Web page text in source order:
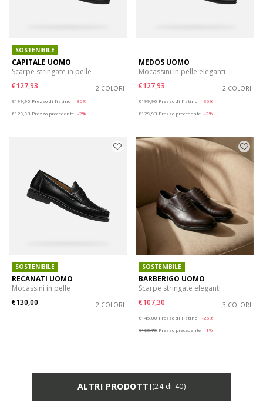
SOSTENIBILE
CAPITALE UOMO
Scarpe stringate in pelle
€127,93
2 COLORI
€199,90 Prezzo di listino
-36%
€129,93 Prezzo precedente -2%
MEDOS UOMO
Mocassini in pelle eleganti
€127,93
2 COLORI
€199,90 Prezzo di listino
-36%
€129,93 Prezzo precedente -2%
SOSTENIBILE
RECANATI UOMO
Mocassini in pelle
€130,00
2 COLORI
SOSTENIBILE
BARBERIGO UOMO
Scarpe stringate eleganti
€107,30
3 COLORI
€145,00 Prezzo di listino
-26%
€108,75 Prezzo precedente -1%
ALTRI PRODOTTI(24 di 40)